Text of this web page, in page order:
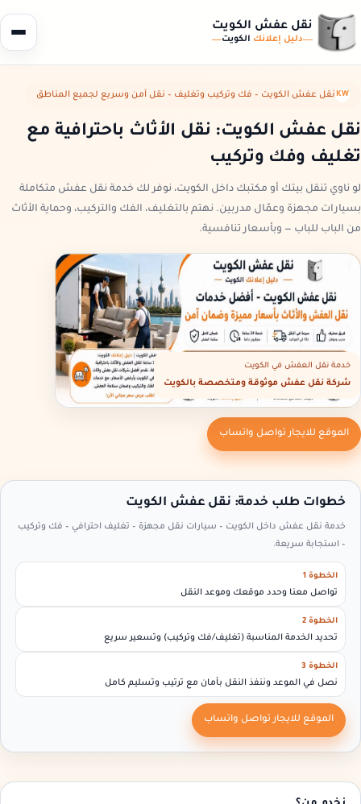
نقل عفش الكويت
دليل إعلانك الكويت
KWنقل عفش الكويت – فك وتركيب وتغليف – نقل آمن وسريع لجميع المناطق
نقل عفش الكويت: نقل الأثاث باحترافية مع
تغليف وفك وتركيب
لو ناوي تنقل بيتك أو مكتبك داخل الكويت، نوفر لك خدمة نقل عفش متكاملة
بسيارات مجهزة وعمّال مدربين. نهتم بالتغليف، الفك والتركيب، وحماية الأثاث
من الباب للباب — وبأسعار تنافسية.
خدمة نقل العفش في الكويت
شركة نقل عفش موثوقة ومتخصصة بالكويت
الموقع للايجار تواصل واتساب
خطوات طلب خدمة: نقل عفش الكويت
خدمة نقل عفش داخل الكويت – سيارات نقل مجهزة – تغليف احترافي – فك وتركيب
– استجابة سريعة.
الخطوة 1
تواصل معنا وحدد موقعك وموعد النقل
الخطوة 2
تحديد الخدمة المناسبة (تغليف/فك وتركيب) وتسعير سريع
الخطوة 3
نصل في الموعد وننفذ النقل بأمان مع ترتيب وتسليم كامل
الموقع للايجار تواصل واتساب